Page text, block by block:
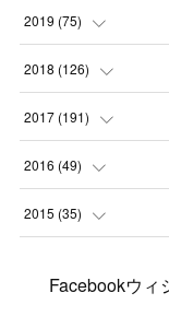
(1)
(5)
(8)
(3
(8)
(6)
(8
(1)
(3)
(7
(5)
(3)
(3)
(6
(9)
(7)
(4
(6)
2019 (75)
(1)
(2)
(6
(7
(15)
2018 (126)
(6)
(12 )
(7
2017 (191)
(12 )
(11 )
2016 (49)
(2
2015 (35)
Facebookウィ